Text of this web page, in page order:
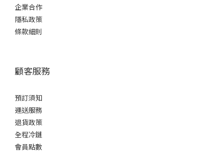
企業合作
隱私政策
條款細則
顧客服務
預訂須知
運送服務
退貨政策
全程冷鏈
會員點數